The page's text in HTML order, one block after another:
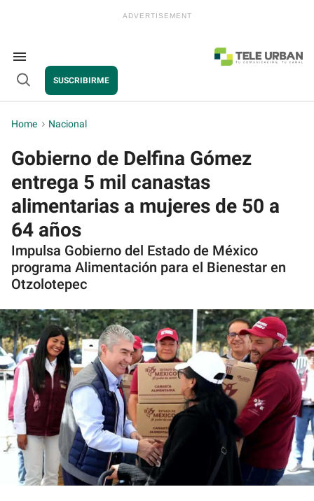
Search
&
Section
Navigation
Open
SUSCRIBIRME
Home > Nacional
Gobierno de Delfina Gómez
entrega 5 mil canastas
alimentarias a mujeres de 50 a
64 años
Impulsa Gobierno del Estado de México
programa Alimentación para el Bienestar en
Otzolotepec